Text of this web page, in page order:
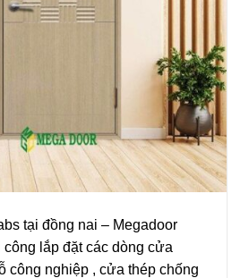
tại đồng nai – Megadoor
lắp đặt các dòng cửa
công nghiệp , cửa thép chống